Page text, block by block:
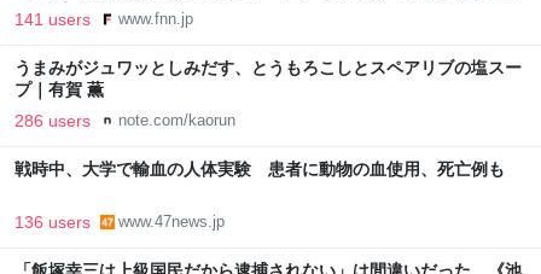
FNNプライムオンライン
141 users www.fnn.jp
うまみがジュワッとしみだす、とうもろこしとスペアリブの塩スー
プ｜有賀 薫
286 users note.com/kaorun
戦時中、大学で輸血の人体実験 患者に動物の血使用、死亡例も
136 users www.47news.jp